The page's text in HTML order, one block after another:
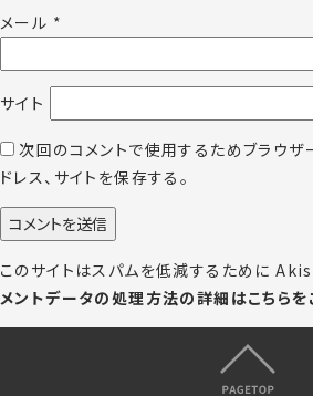
メール *
サイト
次回のコメントで使用するためブラウザ
ドレス、サイトを保存する。
このサイトはスパムを低減するために
メントデータの処理方法の詳細はこちらを